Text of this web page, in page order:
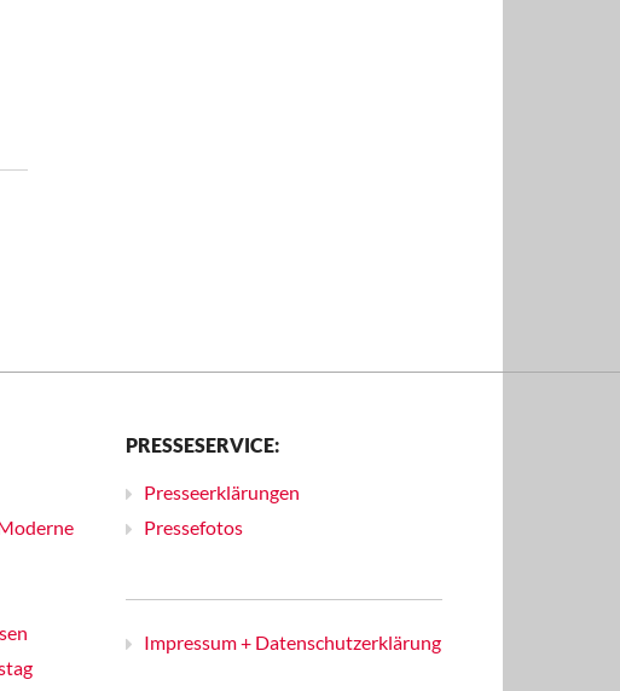
PRESSESERVICE:
Presseerklärungen
Pressefotos
Impressum + Datenschutzerklärung